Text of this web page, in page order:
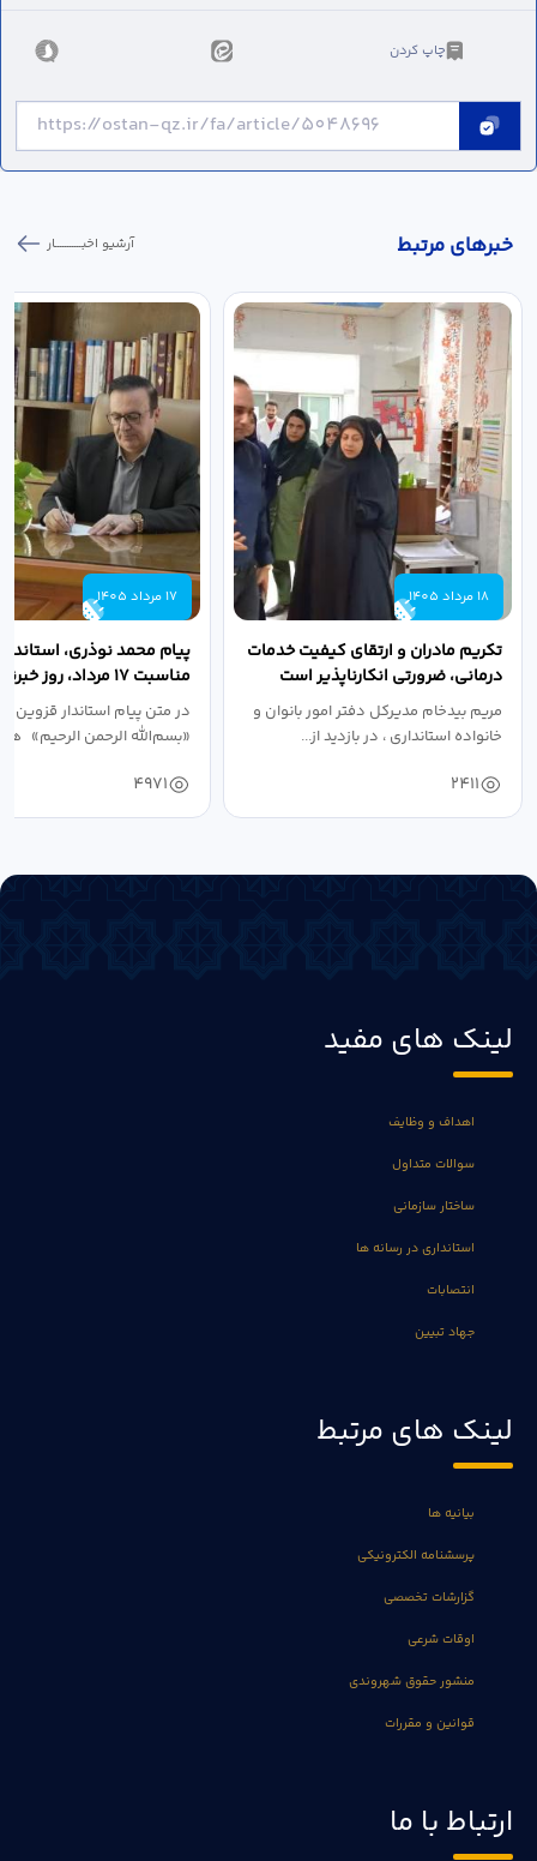
چاپ کردن
خبر‌های مرتبط آرشیو اخبـــــــــــار
18 مرداد 1405
تکریم مادران و ارتقای کیفیت خدمات
درمانی، ضرورتی انکارناپذیر است
مریم بیدخام مدیرکل دفتر امور بانوان و
خانواده استانداری ، در بازدید از...
2411
17 مرداد 1405
پیام محمد نوذری،
مناسبت ۱۷ مرداد، روز خبرنگار
در متن پیام استاندار قزوین
«بسم‌الله الرحمن الرحیم»
4971
لینک های مفید
اهداف و وظایف
سوالات متداول
ساختار سازمانی
استانداری در رسانه ها
انتصابات
جهاد تبیین
لینک های مرتبط
بیانیه ها
پرسشنامه الکترونیکی
گزارشات تخصصی
اوقات شرعی
منشور حقوق شهروندی
قوانین و مقررات
ارتباط با ما